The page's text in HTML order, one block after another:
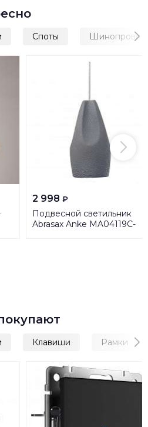
Споты
2 998 ₽
Подвесной светильник
Abrasax Anke MA04119C-
Клавиши Рамки